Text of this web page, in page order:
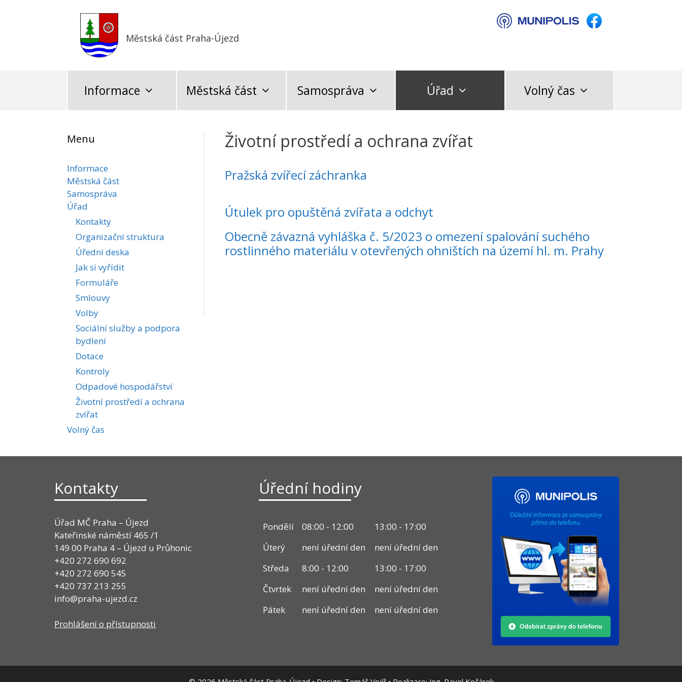
Městská část Praha-Újezd
Informace Městská část Samospráva Úřad Volný čas
Životní prostředí a ochrana zvířat
Pražská zvířecí záchranka
Útulek pro opuštěná zvířata a odchyt
Obecně závazná vyhláška č. 5/2023 o omezení spalování suchého
rostlinného materiálu v otevřených ohništích na území hl. m. Prahy
Menu
Informace
Městská část
Samospráva
Úřad
Kontakty
Organizační struktura
Úřední deska
Jak si vyřídit
Formuláře
Smlouvy
Volby
Sociální služby a podpora
bydlení
Dotace
Kontroly
Odpadové hospodářství
Životní prostředí a ochrana
zvířat
Volný čas
Kontakty
Úřad MČ Praha – Újezd
Kateřinské náměstí 465 /1
149 00 Praha 4 – Újezd u Průhonic
+420 272 690 692
+420 272 690 545
+420 737 213 255
info@praha-ujezd.cz
Prohlášení o přístupnosti
Úřední hodiny
Pondělí 08:00 - 12:00
13:00 - 17:00
Úterý
není úřední den
není úřední den
Středa
8:00 - 12:00
13:00 - 17:00
Čtvrtek
není úřední den
není úřední den
Pátek
není úřední den není úřední den